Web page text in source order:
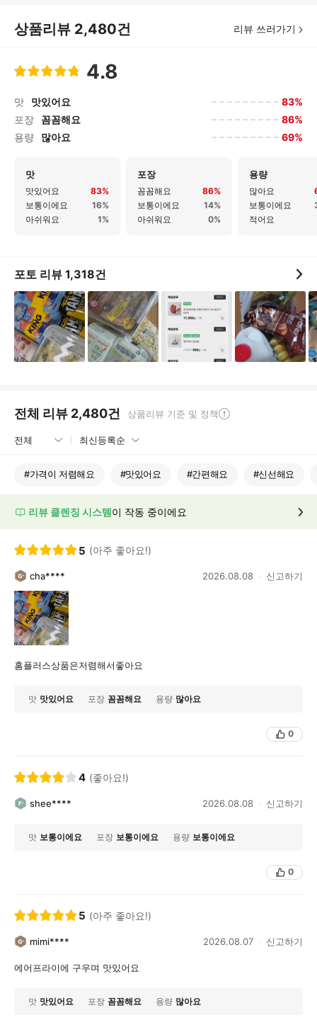
상품리뷰 2,480건 리뷰 쓰러가기
4.8
맛 맛있어요
83%
포장
꼼꼼해요
86%
용량
많아요 69%
맛
맛있어요
83%
보통이에요
16%
아쉬워요
1%
포장
꼼꼼해요
86%
보통이에요
14%
아쉬워요
0%
용량
많아요
보통이에요
적어요
포토 리뷰 1,318건
전체 리뷰 2,480건 상품리뷰 기준 및 정책
#가격이 저렴해요 #맛있어요 #간편해요 #신선해요
리뷰 클렌징 시스템이 작동 중이에요
5 (아주 좋아요!)
cha**** 2026.08.08 신고하기
홈플러스상품은저렴해서좋아요
맛 맛있어요 포장 꼼꼼해요 용량 많아요
0
4 (좋아요!)
shee**** 2026.08.08 신고하기
맛 보통이에요 포장 보통이에요 용량 보통이에요
0
5 (아주 좋아요!)
mimi**** 2026.08.07 신고하기
에어프라이에 구우며 맛있어요
맛 맛있어요 포장 꼼꼼해요 용량 많아요